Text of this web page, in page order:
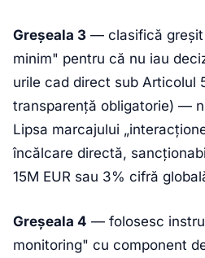
Greșeala 3 — clasifică greșit
minim" pentru că nu iau
urile cad direct sub Articolul
transparență obligatorie) —
Lipsa marcajului
încălcare directă,
15M EUR sau 3% cifră
Greșeala 4 — folosesc
monitoring" cu component